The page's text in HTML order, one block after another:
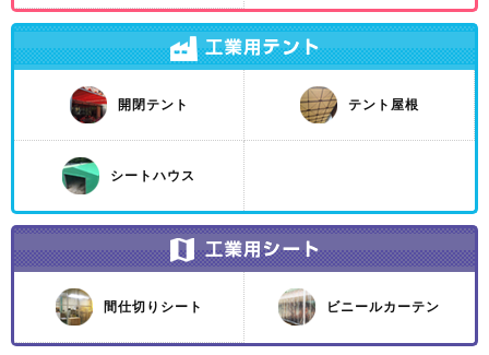
開閉テント テント屋根
シートハウス
間仕切りシート ビニールカーテン